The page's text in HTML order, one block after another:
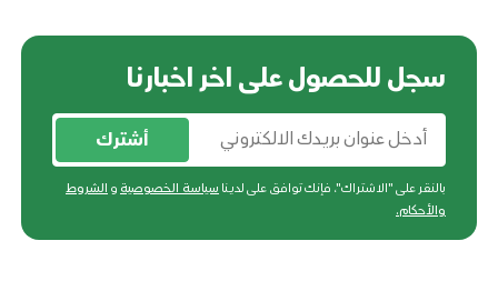
سجل للحصول على اخر اخبارنا
أشترك
بالنقر على "الاشتراك"، فإنك توافق على لدينا سياسة الخصوصية و الشروط
والأحكام.